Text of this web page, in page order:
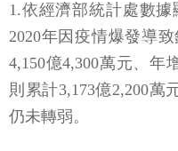
1.依經濟部統計處數
2020年因疫情爆發導
4,150億4,300萬元、年
則累計3,173億2,200萬
仍未轉弱。